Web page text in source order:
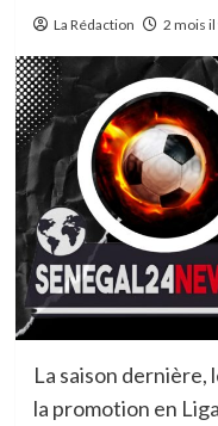
La Rédaction 2 mois il
La saison dernière,
la promotion en